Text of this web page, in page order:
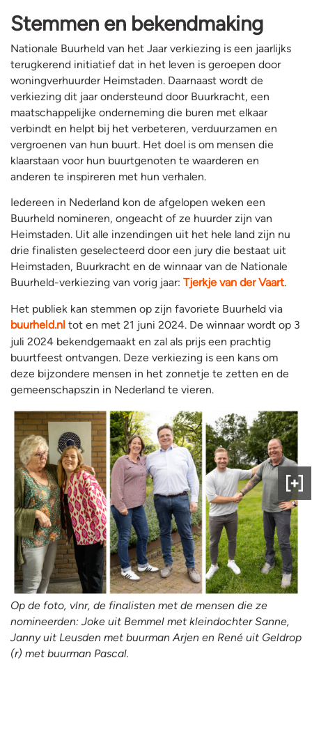
Stemmen en bekendmaking
Nationale Buurheld van het Jaar verkiezing is een jaarlijks
terugkerend initiatief dat in het leven is geroepen door
woningverhuurder Heimstaden. Daarnaast wordt de
verkiezing dit jaar ondersteund door Buurkracht, een
maatschappelijke onderneming die buren met elkaar
verbindt en helpt bij het verbeteren, verduurzamen en
vergroenen van hun buurt. Het doel is om mensen die
klaarstaan voor hun buurtgenoten te waarderen en
anderen te inspireren met hun verhalen.
Iedereen in Nederland kon de afgelopen weken een
Buurheld nomineren, ongeacht of ze huurder zijn van
Heimstaden. Uit alle inzendingen uit het hele land zijn nu
drie finalisten geselecteerd door een jury die bestaat uit
Heimstaden, Buurkracht en de winnaar van de Nationale
Buurheld-verkiezing van vorig jaar: Tjerkje van der Vaart.
Het publiek kan stemmen op zijn favoriete Buurheld via
buurheld.nl tot en met 21 juni 2024. De winnaar wordt op 3
juli 2024 bekendgemaakt en zal als prijs een prachtig
buurtfeest ontvangen. Deze verkiezing is een kans om
deze bijzondere mensen in het zonnetje te zetten en de
gemeenschapszin in Nederland te vieren.
Op de foto, vlnr, de finalisten met de mensen die ze
nomineerden: Joke uit Bemmel met kleindochter Sanne,
Janny uit Leusden met buurman Arjen en René uit Geldrop
(r) met buurman Pascal.
ons